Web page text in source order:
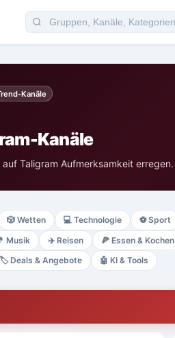
Kanäle
Kanäle
Taligram Aufmerksamkeit erregen.
🎲 Wetten 💻 Technologie ⚽ Sport
Musik ✈️ Reisen 🍕 Essen & Kochen
🏷️ Deals & Angebote 🤖 KI & Tools